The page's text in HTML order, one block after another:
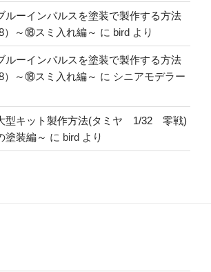
ルーインパルスを塗装で製作する方法
）～⑱スミ入れ編～ に bird より
ルーインパルスを塗装で製作する方法
）～⑱スミ入れ編～ に シニアモデラー
型キット製作方法(タミヤ 1/32 零戦)
塗装編～ に bird より